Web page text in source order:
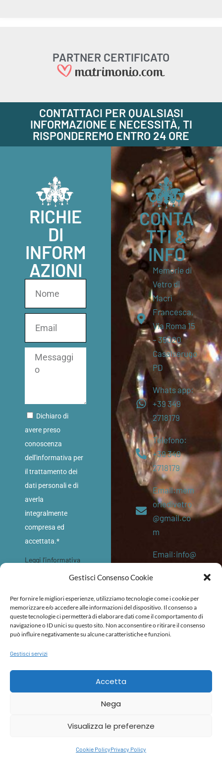
Gestisci Consenso Cookie
Per fornire le migliori esperienze, utilizziamo tecnologie come i cookie per
memorizzare e/o accedere alle informazioni del dispositivo. Il consenso a
queste tecnologie ci permetterà di elaborare dati come il comportamento di
navigazione o ID unici su questo sito. Non acconsentire o ritirare il consenso
può influire negativamente su alcune caratteristiche e funzioni.
Gestisci servizi
Accetta
Nega
Visualizza le preferenze
Cookie PolicyPrivacy Policy
PARTNER CERTIFICATO
CONTATTACI PER QUALSIASI
INFORMAZIONE E NECESSITÀ, TI
RISPONDEREMO ENTRO 24 ORE
RICHIE
DI
INFORM
AZIONI
Dichiaro di
avere preso
conoscenza
dell'informativa per
il trattamento dei
dati personali e di
averla
integralmente
compresa ed
accettata.*
Leggi l'informativa
INVIA
CONTA
TTI &
INFO
Memorie di
Vetro di
Macrì
Francesca,
Via Roma 15
– 35020
Casalserugo
PD
Whats app:
+39 349
2718179
Telefono:
+39 349
2718179
Email:mem
oriedivetro
@gmail.co
m
Email:info@
etro.eu
P. IVA:
053645202
87